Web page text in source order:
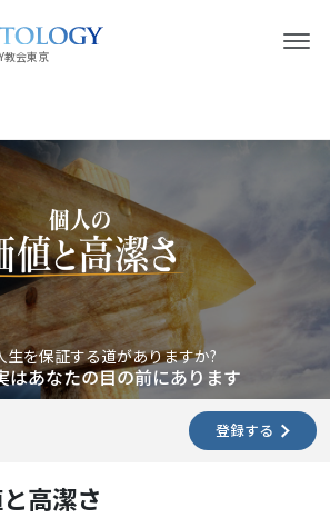
教会東京
生を保証する道がありますか?
はあなたの目の前にあります
登録する
高潔さ